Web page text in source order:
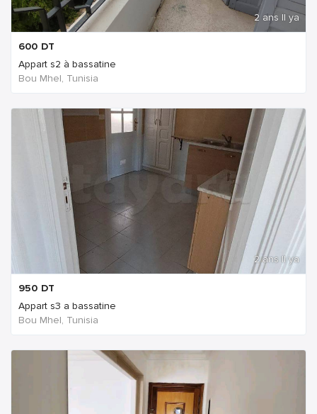
2 ans Il ya
600 DT
Appart s2 à bassatine
Bou Mhel, Tunisia
2 ans Il ya
950 DT
Appart s3 a bassatine
Bou Mhel, Tunisia